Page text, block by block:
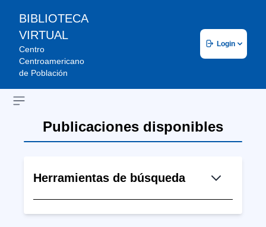
BIBLIOTECA
VIRTUAL
Centro
Centroamericano
de Población
Login
Open sidebar
Publicaciones disponibles
Herramientas de búsqueda